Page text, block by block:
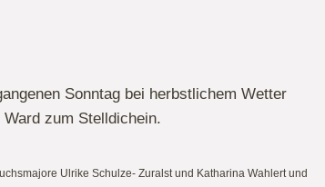
Sonntag bei herbstlichem Wetter
zum Stelldichein.
Ulrike Schulze- Zuralst und Katharina Wahlert und